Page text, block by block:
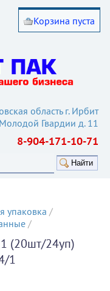
область г. Ирбит
Гвардии д. 11
8-904-171-10-71
Корзина пуста
Найти
упаковка /
/
(20шт/24уп)
1